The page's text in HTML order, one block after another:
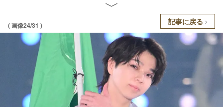
( 画像24/31 ) 記事に戻る